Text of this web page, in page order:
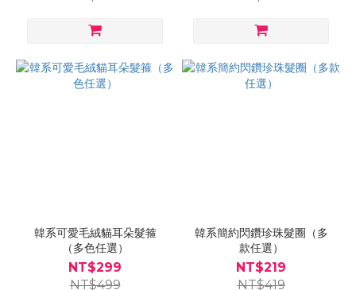
韓系可愛毛絨貓耳朵髮箍
（多色任選）
NT$299
NT$499
韓系簡約閃鑽珍珠髮圈（多
款任選）
NT$219
NT$419